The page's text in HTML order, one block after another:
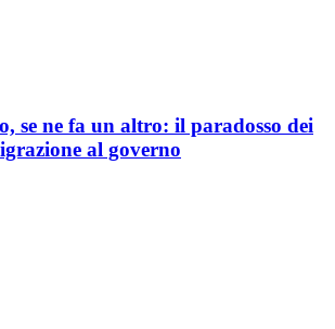
se ne fa un altro: il paradosso dei
al governo